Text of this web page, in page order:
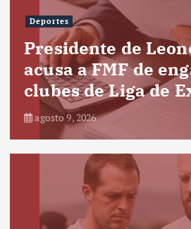
Deportes
Presidente de
acusa a FMF de
clubes de Liga de
agosto 9, 2026